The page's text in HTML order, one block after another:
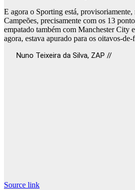
E agora o Sporting está, provisoriamente,
Campeões, precisamente com os 13
empatado também com Manchester City
agora, estava apurado para os oitavos-de-
Nuno Teixeira da Silva, ZAP //
Source link